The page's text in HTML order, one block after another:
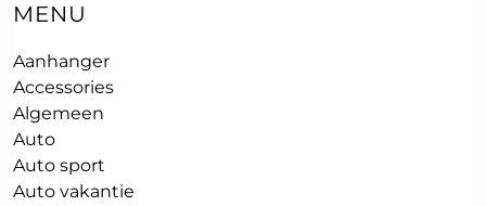
MENU
Aanhanger
Accessories
Algemeen
Auto
Auto sport
Auto vakantie